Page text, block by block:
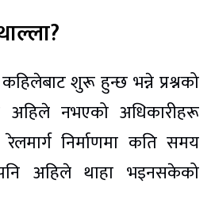
कहिलेबाट शुरू हुन्छ भन्ने प्रश्नको
नभएको अधिकारीहरू
निर्माणमा कति समय
अहिले थाहा भइनसकेको